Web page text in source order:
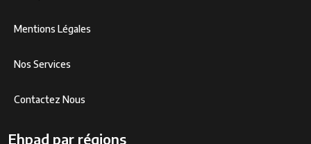
Mentions Légales
Nos Services
Contactez Nous
Ehpad par régions